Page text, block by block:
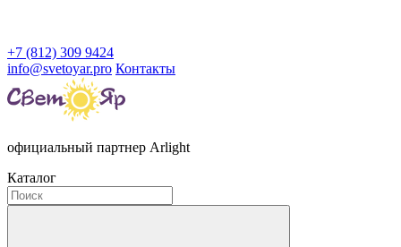
+7 (812) 309 9424
info@svetoyar.pro Контакты
официальный партнер Arlight
Каталог